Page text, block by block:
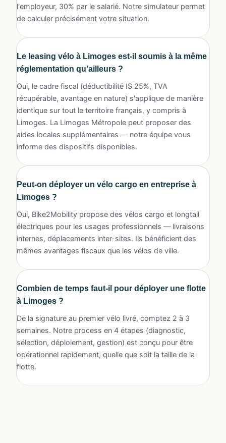
l'employeur, 30% par le salarié. Notre simulateur permet
de calculer précisément votre situation.
Le leasing vélo à Limoges est-il soumis à la même
réglementation qu'ailleurs ?
Oui, le cadre fiscal (déductibilité IS 25%, TVA
récupérable, avantage en nature) s'applique de manière
identique sur tout le territoire français, y compris à
Limoges. La Limoges Métropole peut proposer des
aides locales supplémentaires — notre équipe vous
informe des dispositifs disponibles.
Peut-on déployer un vélo cargo en entreprise à
Limoges ?
Oui, Bike2Mobility propose des vélos cargo et longtail
électriques pour les usages professionnels — livraisons
internes, déplacements inter-sites. Ils bénéficient des
mêmes avantages fiscaux que les vélos de ville.
Combien de temps faut-il pour déployer une flotte
à Limoges ?
De la signature au premier vélo livré, comptez 2 à 3
semaines. Notre process en 4 étapes (diagnostic,
sélection, déploiement, gestion) est conçu pour être
opérationnel rapidement, quelle que soit la taille de la
flotte.